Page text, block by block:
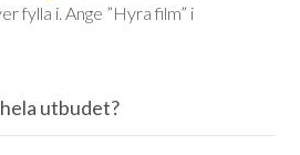
fylla i. Ange ”Hyra film” i
utbudet?